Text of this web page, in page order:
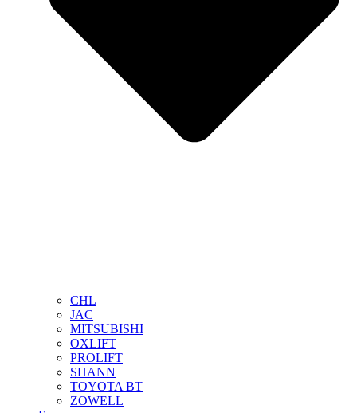
CHL
JAC
MITSUBISHI
OXLIFT
PROLIFT
SHANN
TOYOTA BT
ZOWELL